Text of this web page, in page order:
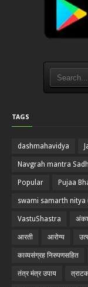
TAGS
dashmahavidya
Navgrah mantra
Popular Pujaa
swami samarth
VastuShastra
आरती आरोग्य
काव्यसंग्रह निरुपणसहित
तंत्र मंत्र उपाय